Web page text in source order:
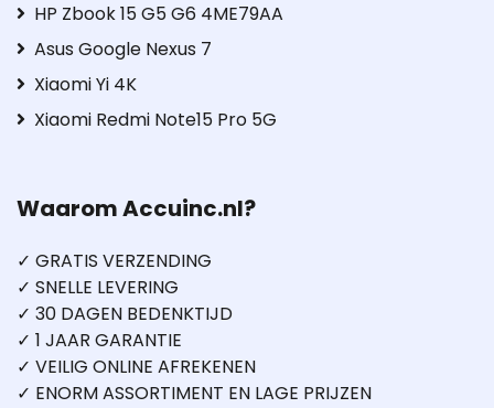
HP Zbook 15 G5 G6 4ME79AA
Asus Google Nexus 7
Xiaomi Yi 4K
Xiaomi Redmi Note15 Pro 5G
Waarom Accuinc.nl?
✓ GRATIS VERZENDING
✓ SNELLE LEVERING
✓ 30 DAGEN BEDENKTIJD
✓ 1 JAAR GARANTIE
✓ VEILIG ONLINE AFREKENEN
✓ ENORM ASSORTIMENT EN LAGE PRIJZEN